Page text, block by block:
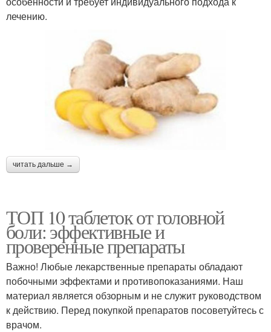
лечению.
читать дальше →
ТОП 10 таблеток от головной
боли: эффективные и
проверенные препараты
Важно! Любые лекарственные препараты обладают
побочными эффектами и противопоказаниями. Наш
материал является обзорным и не служит руководством
к действию. Перед покупкой препаратов посоветуйтесь с
врачом.